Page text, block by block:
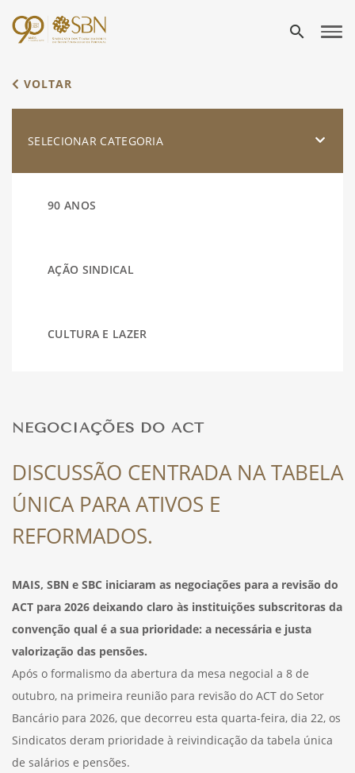
search
VOLTAR
SELECIONAR CATEGORIA
90 ANOS
AÇÃO SINDICAL
CULTURA E LAZER
FÉRIAS
SAÚDE
NEGOCIAÇÕES DO ACT
DISCUSSÃO CENTRADA NA TABELA
ÚNICA PARA ATIVOS E
REFORMADOS.
MAIS, SBN e SBC iniciaram as negociações para a revisão do
ACT para 2026 deixando claro às instituições subscritoras da
convenção qual é a sua prioridade: a necessária e justa
valorização das pensões.
Após o formalismo da abertura da mesa negocial a 8 de
outubro, na primeira reunião para revisão do ACT do Setor
Bancário para 2026, que decorreu esta quarta-feira, dia 22, os
Sindicatos deram prioridade à reivindicação da tabela única
de salários e pensões.